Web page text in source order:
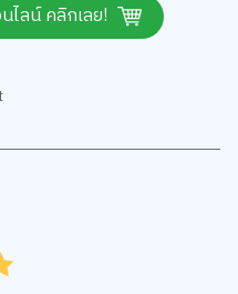
ไลน์ คลิกเลย!
4.5